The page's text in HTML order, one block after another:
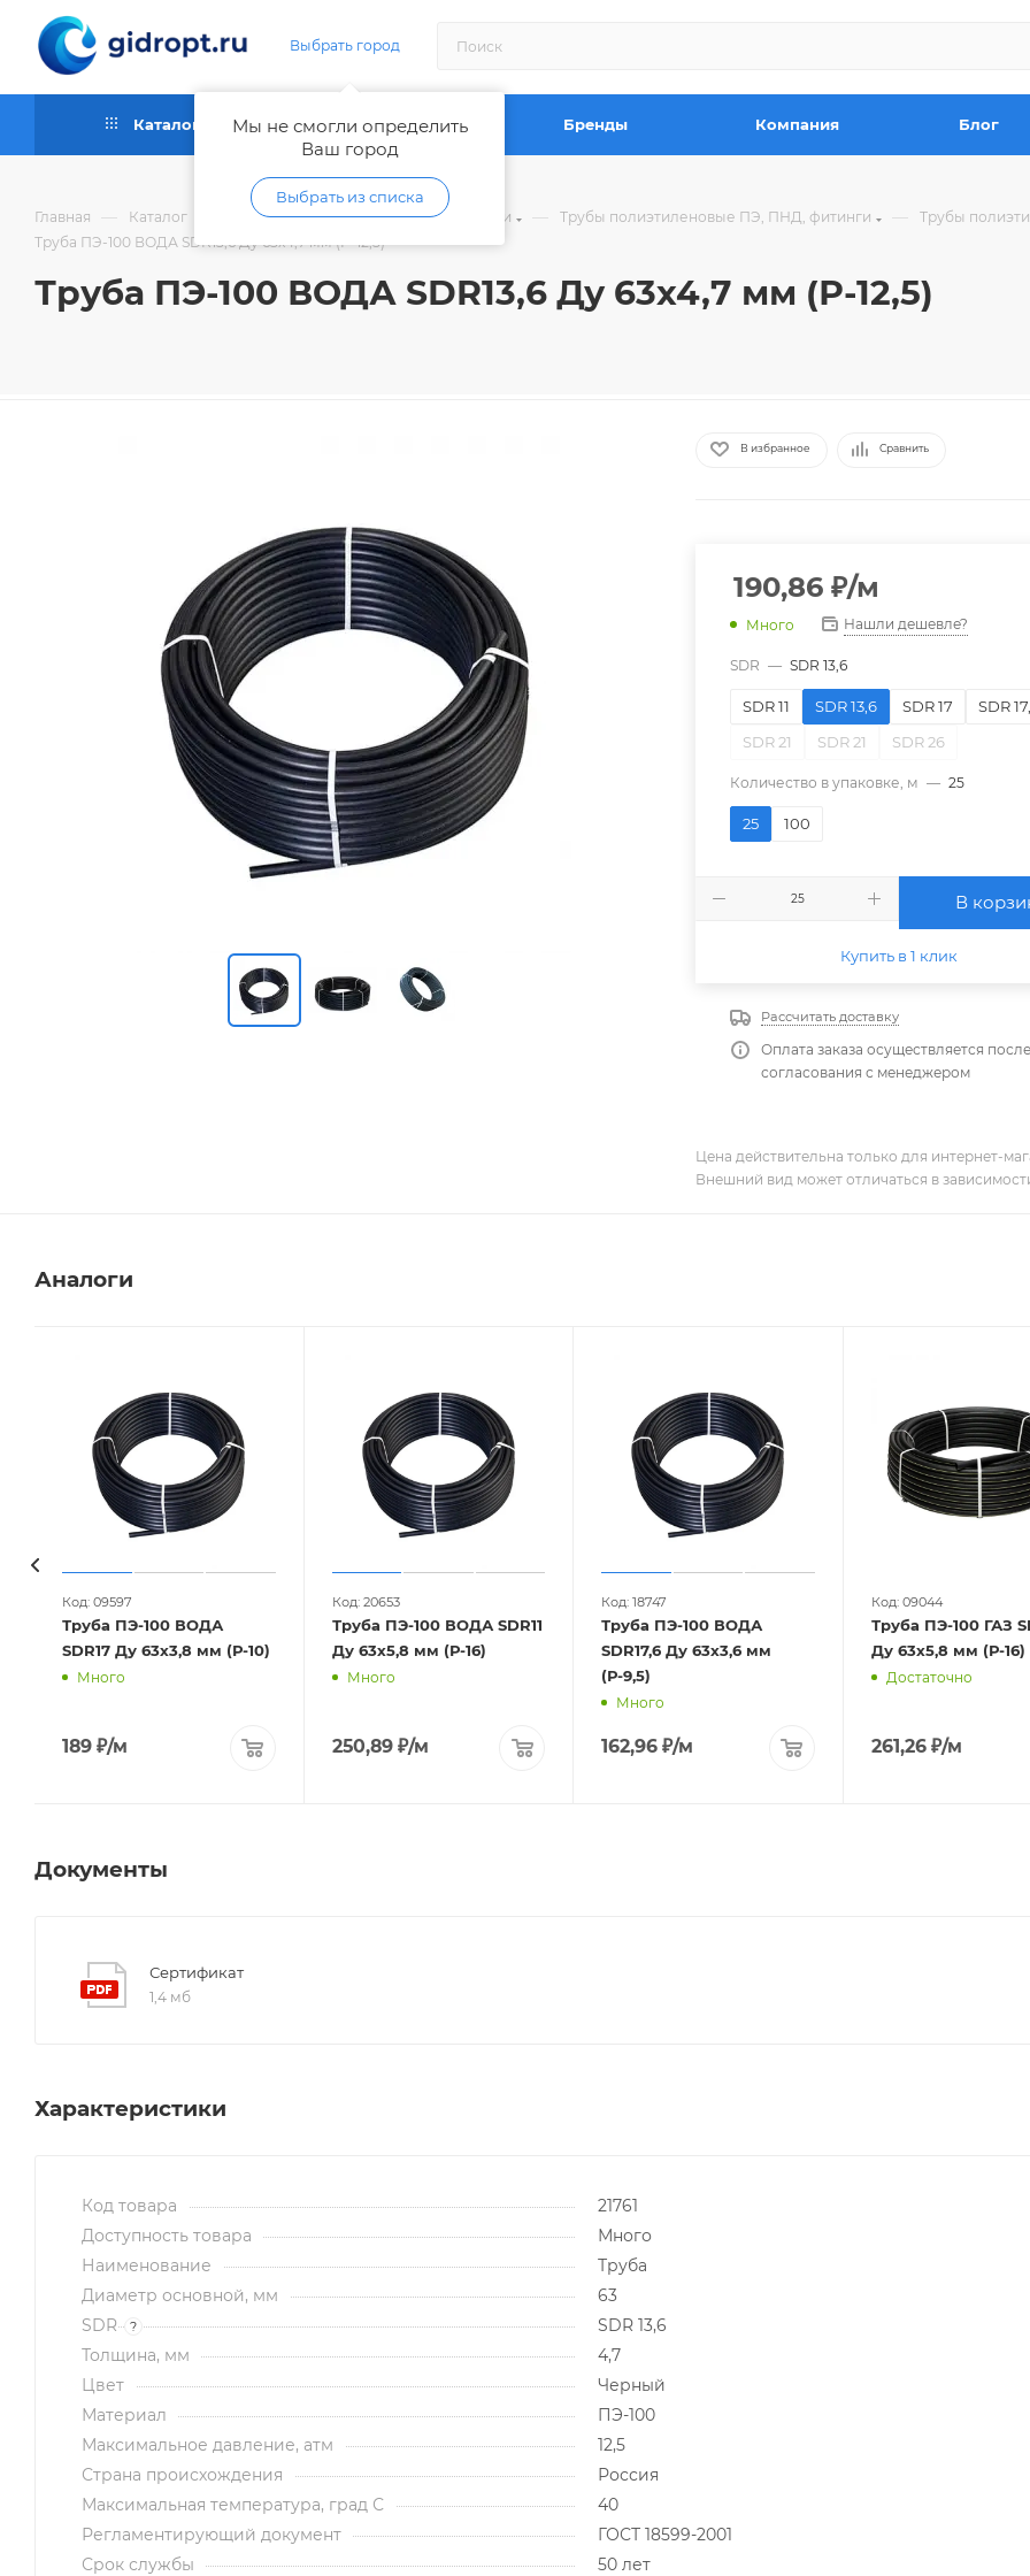
Выбрать город
Мы не смогли определить
Ваш город
Выбрать из списка
Каталог Как купить Бренды Компания Блог
Главная — Каталог Трубы и фитинги пластиковые, шланги — Трубы полиэтиленовые ПЭ, ПНД, фитинги — Трубы
Труба ПЭ-100 ВОДА SDR13,6 Ду 63х4,7 мм (Р-12,5)
Труба ПЭ-100 ВОДА SDR13,6 Ду 63х4,7 мм (Р-12,5)
В избранное Сравнить
190,86 ₽/м
Много Нашли дешевле?
SDR — SDR 13,6
SDR 11 SDR 13,6 SDR 17
SDR
SDR 21
SDR 21 SDR 26
Количество в упаковке, м — 25
25 100
В
Купить в 1 клик
Рассчитать доставку
Оплата заказа осуществляется после
согласования с менеджером
Цена действительна только для интернет-
Внешний вид может отличаться в
Аналоги
Код: 09597
Труба ПЭ-100 ВОДА
SDR17 Ду 63х3,8 мм (Р-10)
Много
189 ₽/м
Код: 20653
Труба ПЭ-100 ВОДА SDR11
Ду 63х5,8 мм (Р-16)
Много
250,89₽/м
Код: 18747
Труба ПЭ-100 ВОДА
SDR17,6 Ду 63х3,6 мм
(Р-9,5)
Много
162,96 ₽/м
Код: 09044
Труба ПЭ-100 ГАЗ
Ду 63х5,8 мм (Р-16)
Достаточно
261,26₽/м
Документы
Сертификат
1,4 мб
Характеристики
Код товара
21761
Доступность товара
Много
Наименование
Труба
Диаметр основной, мм
63
SDR
?
SDR 13,6
Толщина, мм
4,7
Цвет
Черный
Материал
ПЭ-100
Максимальное давление, атм
12,5
Страна происхождения
Россия
Максимальная температура, град С
40
Регламентирующий документ
ГОСТ 18599-2001
Срок службы
50 лет